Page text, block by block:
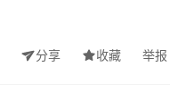
分享 收藏 举报